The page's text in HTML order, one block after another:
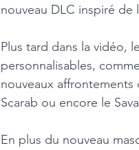
nouveau DLC inspiré de
Plus tard dans la vidéo,
personnalisables,
nouveaux
Scarab ou encore le
En plus du nouveau